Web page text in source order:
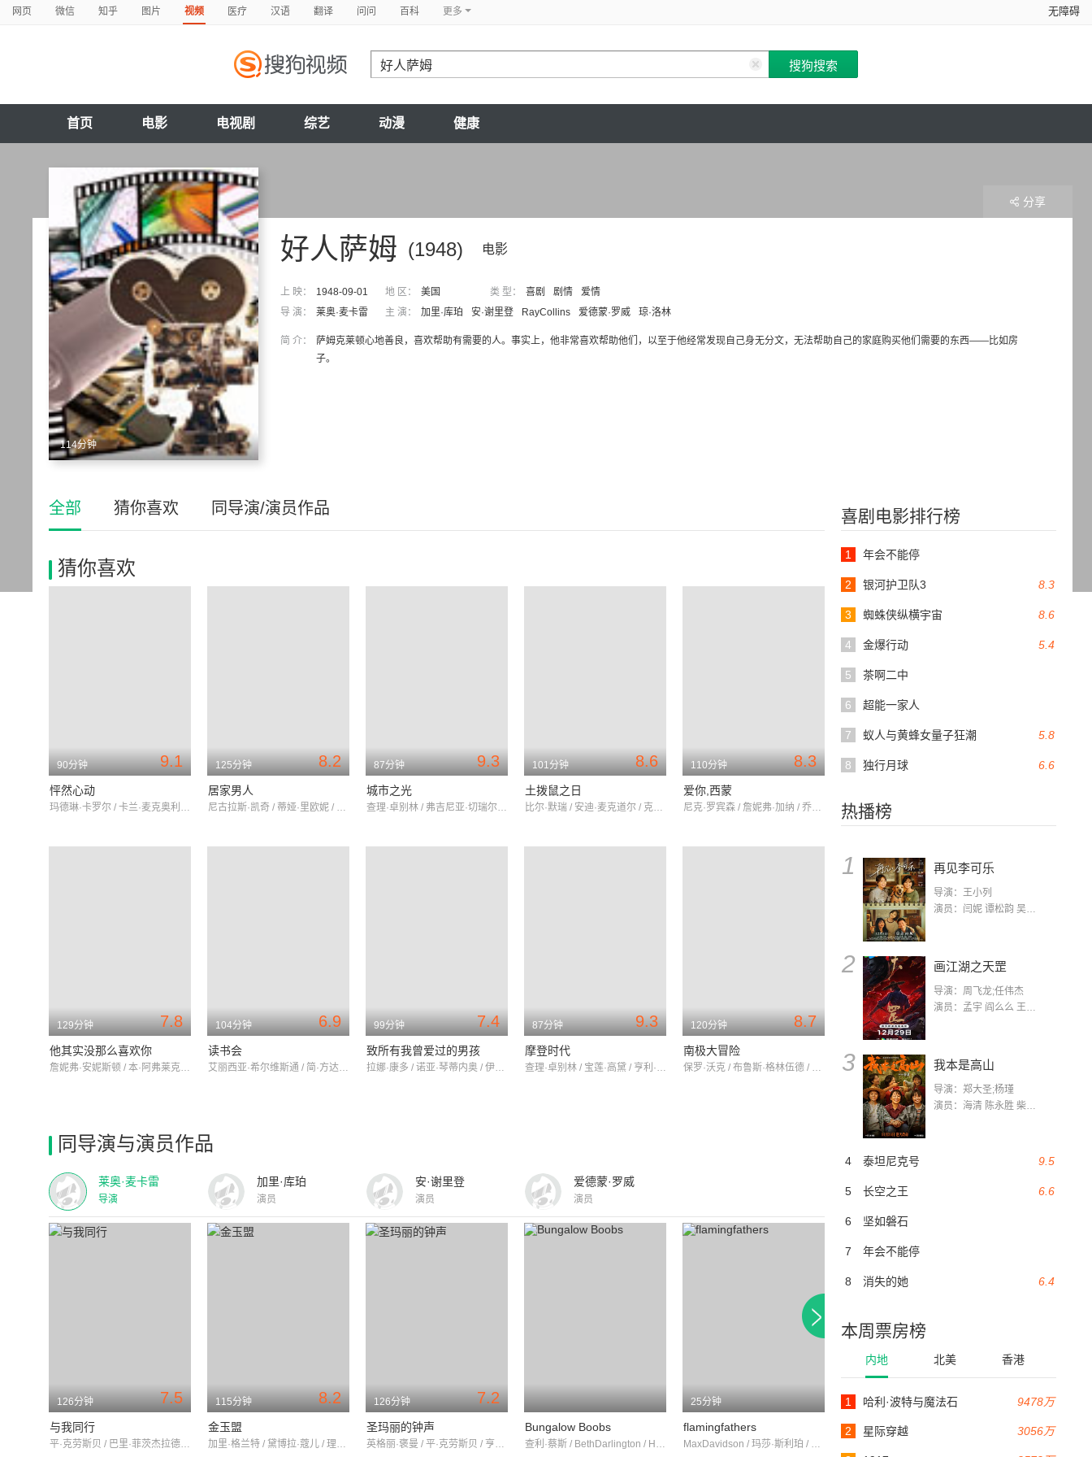
网页 微信 知乎 图片 视频 医疗 汉语 翻译 问问 百科 更多 无障碍
首页 电影 电视剧 综艺 动漫 健康
114分钟
(1948) 电影
好人萨姆
上 映： 1948-09-01 地 区： 美国 类 型： 喜剧 剧情
爱情
导 演：
莱奥·麦卡雷 主 演： 加里·库珀 安·谢里登 RayCollins 爱德蒙·罗威 琼·洛林
简 介：
萨姆克莱顿心地善良，喜欢帮助有需要的人。事实上，他非常喜欢帮助他们，以至于他经常发现自己身无分文，无法帮助自己的家庭购买他们需要的东西——比如房
子。
分享
喜剧电影排行榜
1 年会不能停
8.3
2 银河护卫队3
8.6
3 蜘蛛侠纵横宇宙
5.4
4 金爆行动
5 茶啊二中
6 超能一家人
5.8
7 蚁人与黄蜂女量子狂潮
6.6
8 独行月球
热播榜
1 再见李可乐
导演：王小列
演员：闫妮 谭松韵 吴京 蒋龙 赵小棠 冯雷 李虎城 平安 小七 小可乐
2 画江湖之天罡
导演：周飞龙;任伟杰
演员：孟宇 阎么么 王凯 郭政建 阎萌萌 杨默 高枫 齐斯伽 刘芊含 马程
3 我本是高山
导演：郑大圣;杨瑾
演员：海清 陈永胜 柴烨 王玥婷 万国鹏 美朵达瓦 赵瑞婷 罗解艳 郭莉娜 潘家艳
9.5
4 泰坦尼克号
6.6
5 长空之王
6 坚如磐石
7 年会不能停
6.4
8 消失的她
本周票房榜
内地 北美 香港
9478万
1 哈利·波特与魔法石
3056万
2 星际穿越
全部 猜你喜欢 同导演/演员作品
猜你喜欢
9.1
90分钟
怦然心动
玛德琳·卡罗尔 / 卡兰·麦克奥利菲 / 瑞贝卡·德·莫妮
8.2
125分钟
居家男人
尼古拉斯·凯奇 / 蒂娅·里欧妮 / 唐·钱德尔
9.3
87分钟
城市之光
查理·卓别林 / 弗吉尼亚·切瑞尔 / 佛罗伦斯·李
8.6
101分钟
土拨鼠之日
比尔·默瑞 / 安迪·麦克道尔 / 克里斯·艾略特
8.3
110分钟
爱你,西蒙
尼克·罗宾森 / 詹妮弗·加纳 / 乔什·杜哈明
7.8
129分钟
他其实没那么喜欢你
詹妮弗·安妮斯顿 / 本·阿弗莱克 / 詹妮弗·康纳利
6.9
104分钟
读书会
艾丽西亚·希尔维斯通 / 简·方达 / 玛丽·斯汀伯根
7.4
99分钟
致所有我曾爱过的男孩
拉娜·康多 / 诺亚·琴蒂内奥 / 伊瑟尔·布罗萨德
9.3
87分钟
摩登时代
查理·卓别林 / 宝莲·高黛 / 亨利·伯格曼
8.7
120分钟
南极大冒险
保罗·沃克 / 布鲁斯·格林伍德 / 穆恩·布拉得古德
同导演与演员作品
莱奥·麦卡雷
导演
加里·库珀
演员
安·谢里登
演员
爱德蒙·罗威
演员
7.5
126分钟
与我同行
平·克劳斯贝 / 巴里·菲茨杰拉德 / 弗兰克·麦休
8.2
115分钟
金玉盟
加里·格兰特 / 黛博拉·蔻儿 / 理查德·邓宁
7.2
126分钟
圣玛丽的钟声
英格丽·褒曼 / 平·克劳斯贝 / 亨利·崔佛斯
Bungalow Boobs
查利·蔡斯 / BethDarlington / HelenGilmore
25分钟
flamingfathers
MaxDavidson / 玛莎·斯利珀 / EdwardClayton
73分钟
九十年代的美女
106分钟
集合到国旗下的